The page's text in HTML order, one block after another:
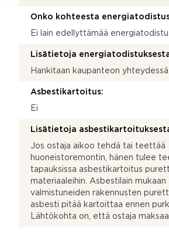
Onko kohteesta
Ei lain edellyttämää
Lisätietoja
Hankitaan kaupanteon yhteydessä.
Asbestikartoitus:
Ei
Lisätietoja
Jos ostaja aikoo tehdä tai teettää
huoneistoremontin, hänen tulee
tapauksissa asbestikartoitus
materiaaleihin. Asbestilain
valmistuneiden rakennusten
asbesti pitää kartoittaa ennen
Lähtökohta on, että ostaja